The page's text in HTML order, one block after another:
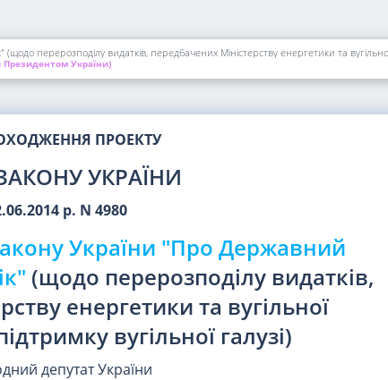
перерозподілу видатків, передбачених Міністерству енергетики та вугільної
Президентом України)
ПРОЕКТУ
УКРАЇНИ
р. N 4980
України "Про Державний
(щодо перерозподілу видатків,
енергетики та вугільної
вугільної галузі)
депутат України